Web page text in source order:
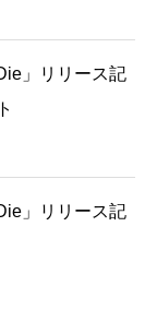
」リリース記
」リリース記